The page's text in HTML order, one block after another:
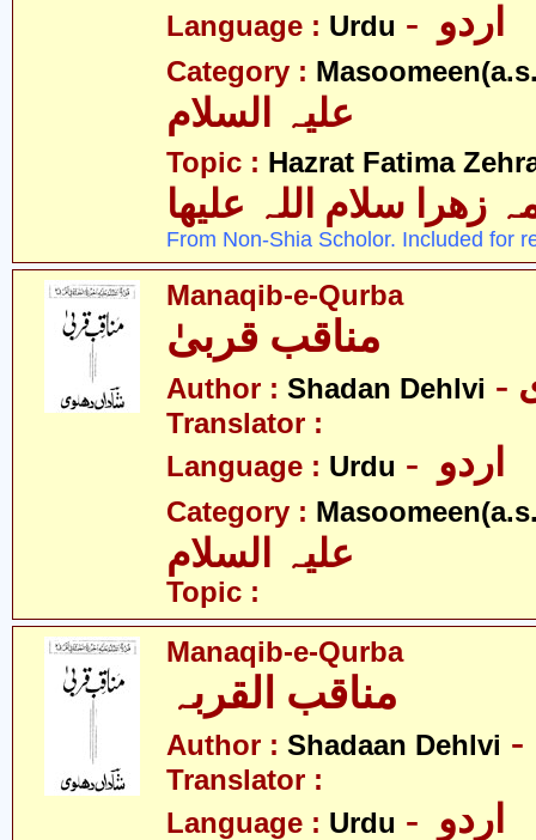
Language : Urdu
Category :
Topic : Hazrat Fatima
زھرا سلام اللہ علیھا
From Non-Shia Scholor. Included for
Manaqib-e-Qurba
Author : Shadan Dehlvi
Translator :
Language : Urdu
Category :
Topic :
Manaqib-e-Qurba
Author : Shadaan Dehlvi
Translator :
Language : Urdu